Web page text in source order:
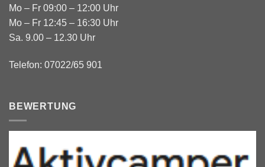
Mo – Fr 09:00 – 12:00 Uhr
Mo – Fr 12:45 – 16:30 Uhr
Sa. 9.00 – 12.30 Uhr
Telefon: 07022/65 901
BEWERTUNG